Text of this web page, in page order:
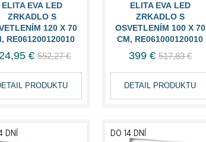
ELITA EVA LED
ZRKADLO S
120 X 70
RE061200120010
€ 552,27 €
PRODUKTU
ELITA EVA LED
ZRKADLO S
OSVETLENÍM 100 X 70
CM, RE061000120010
399 € 517,83 €
DETAIL PRODUKTU
DNÍ DO 14 DNÍ